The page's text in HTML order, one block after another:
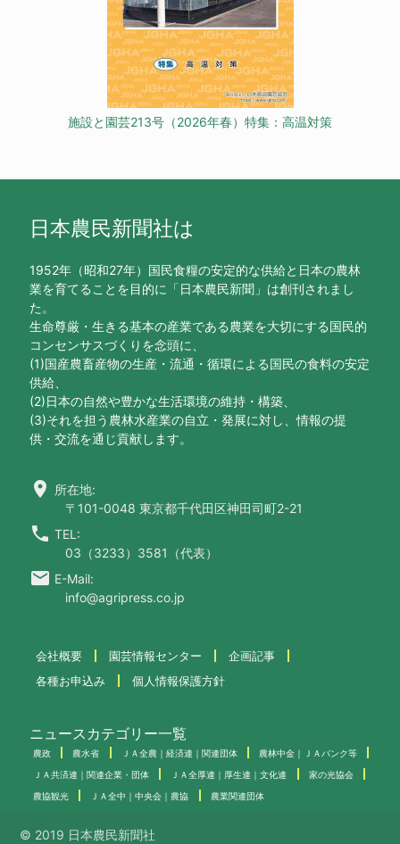
施設と園芸213号（2026年春）特集：高温対策
日本農民新聞社は
1952年（昭和27年）国民食糧の安定的な供給と日本の農林
業を育てることを目的に「日本農民新聞」は創刊されまし
た。
生命尊厳・生きる基本の産業である農業を大切にする国民的
コンセンサスづくりを念頭に、
(1)国産農畜産物の生産・流通・循環による国民の食料の安定
供給、
(2)日本の自然や豊かな生活環境の維持・構築、
(3)それを担う農林水産業の自立・発展に対し、情報の提
供・交流を通じ貢献します。
location_on 所在地:
〒101-0048 東京都千代田区神田司町2-21
call TEL:
03（3233）3581（代表）
email E-Mail:
info@agripress.co.jp
会社概要 園芸情報センター
企画記事
各種お申込み
個人情報保護方針
ニュースカテゴリー一覧
農政 農水省 ＪＡ全農｜経済連｜関連団体 農林中金｜ＪＡバンク等
ＪＡ共済連｜関連企業・団体 ＪＡ全厚連｜厚生連｜文化連 家の光協会
農協観光 ＪＡ全中｜中央会｜農協 農業関連団体
© 2019 日本農民新聞社